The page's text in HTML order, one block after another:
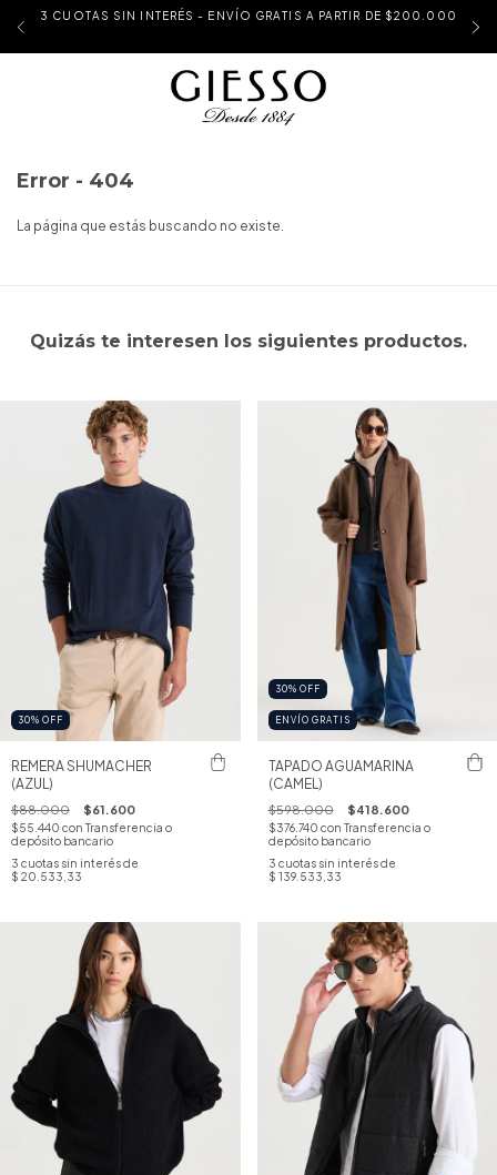
3 CUOTAS SIN INTERÉS - ENVÍO GRATIS A PARTIR DE $200.000
Error - 404
La página que estás buscando no existe.
Quizás te interesen los siguientes productos.
30% OFF
REMERA SHUMACHER
(AZUL)
$88.000 $61.600
$55.440 con Transferencia o
depósito bancario
3 cuotas sin interés de
$ 20.533,33
30% OFF
ENVÍO GRATIS
TAPADO AGUAMARINA
(CAMEL)
$598.000 $418.600
$376.740 con Transferencia o
depósito bancario
3 cuotas sin interés de
$ 139.533,33